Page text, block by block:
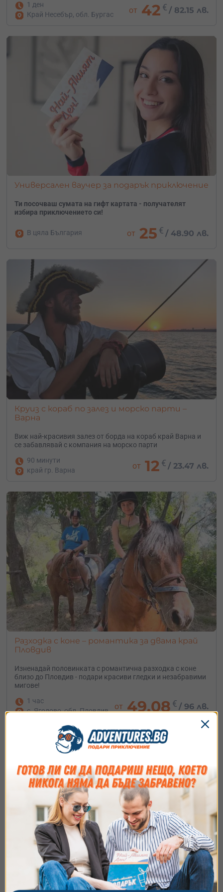
1 ден
Край Несебър, обл. Бургас
от 42 € /82.15 лв.
Универсален ваучер за подарък приключение
Ти посочваш сумата на гифт картата - получателят
избира приключението си!
В цяла България от 25 € / 48.90 лв.
Круиз с кораб по залез и морско парти –
Варна
Виж най-красивия залез от борда на кораб край Варна и
се забавлявай с компания на морско парти
90 минути
край гр. Варна
от 12 € /23.47 лв.
Разходка с коне – романтика за двама край
Пловдив
Изненадай половинката с романтична разходка с коне
близо до Пловдив - подари красиви гледки и незабравими
мигове!
1 час
с. Ягодово, обл. Пловдив
от 49.08€ /96 лв.
Планински тур с АТВ край Банкя – до София
Съгласие Подробности Относно
Ние използваме бисквитки. Използваме
бисквитки и подобни технологии, за да осигурим
работата на уебсайта, да подобрим
изживяването ви, да анализираме използването
на сайта и да ви показваме персонализирано
съдържание и реклами. Можете да приемете